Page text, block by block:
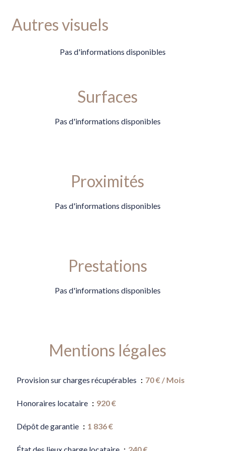
Autres visuels
Pas d'informations disponibles
Surfaces
Pas d'informations disponibles
Proximités
Pas d'informations disponibles
Prestations
Pas d'informations disponibles
Mentions légales
Provision sur charges récupérables 70 € / Mois
Honoraires locataire 920 €
Dépôt de garantie 1 836 €